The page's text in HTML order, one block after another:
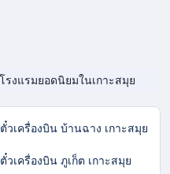
โรงแรมยอดนิยมในเกาะสมุย
ตั๋วเครื่องบิน บ้านฉาง เกาะสมุย
ตั๋วเครื่องบิน ภูเก็ต เกาะสมุย